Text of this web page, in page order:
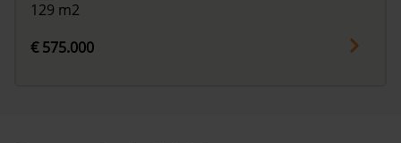
129 m2
€ 575.000